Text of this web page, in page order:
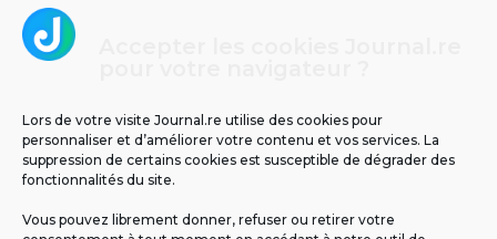
Lors de votre visite Journal.re utilise des cookies pour
personnaliser et d’améliorer votre contenu et vos services. La
suppression de certains cookies est susceptible de dégrader des
fonctionnalités du site.
Vous pouvez librement donner, refuser ou retirer votre